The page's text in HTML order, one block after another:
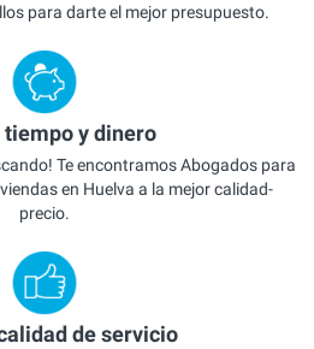
para darte el mejor presupuesto.
y dinero
Te encontramos Abogados para
en Huelva a la mejor calidad-
precio.
de servicio